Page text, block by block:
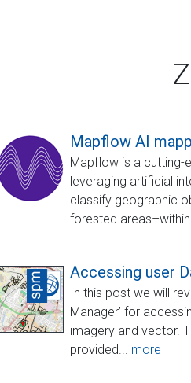
Mapflow AI
Mapflow is a cutting-
leveraging artificial
classify geographic
forested
Accessing user
In this post we will
Manager’ for
imagery and vector.
provided... more